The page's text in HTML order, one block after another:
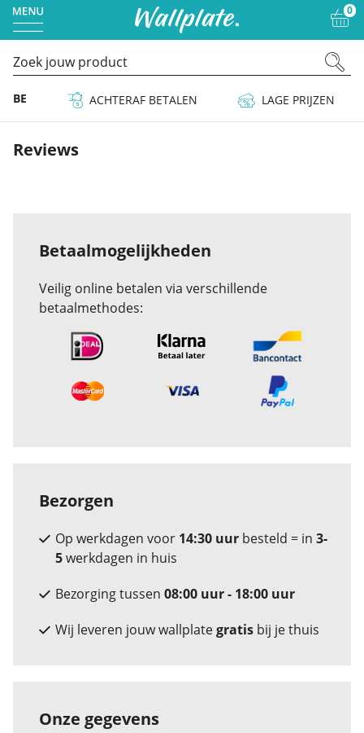
0
BE ACHTERAF BETALEN LAGE PRIJZEN
Reviews
Betaalmogelijkheden
Veilig online betalen via verschillende
betaalmethodes:
Bezorgen
Op werkdagen voor 14:30 uur besteld = in 3-
5werkdagen in huis
Bezorging tussen 08:00 uur - 18:00 uur
Wij leveren jouw wallplategratis bij je thuis
Onze gegevens